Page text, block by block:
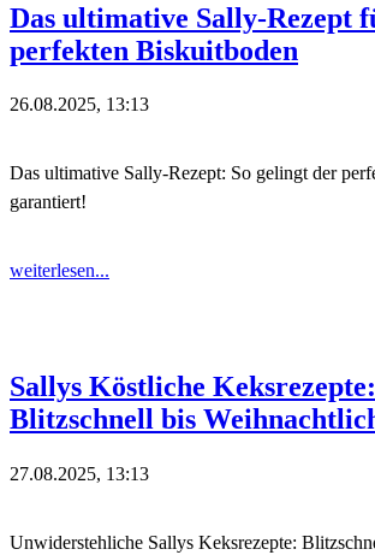
Das ultimative Sally-Rezept
perfekten Biskuitboden
26.08.2025, 13:13
Das ultimative Sally-Rezept: So gelingt der
garantiert!
weiterlesen...
Sallys Köstliche
Blitzschnell bis
27.08.2025, 13:13
Unwiderstehliche Sallys Keksrezepte: